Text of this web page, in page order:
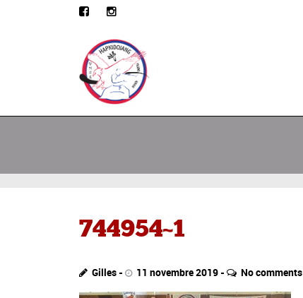
744954~1
Gilles 11 novembre 2019 No comments